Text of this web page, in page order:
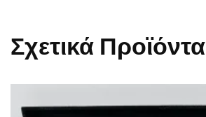
Σχετικά Προϊόντα